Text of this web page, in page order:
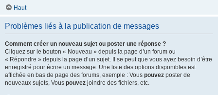
Haut
Problèmes liés à la publication de messages
Comment créer un nouveau sujet ou poster une réponse ?
Cliquez sur le bouton « Nouveau » depuis la page d’un forum ou
« Répondre » depuis la page d’un sujet. Il se peut que vous ayez besoin d’être
enregistré pour écrire un message. Une liste des options disponibles est
affichée en bas de page des forums, exemple : Vous pouvez poster de
nouveaux sujets, Vous pouvez joindre des fichiers, etc.